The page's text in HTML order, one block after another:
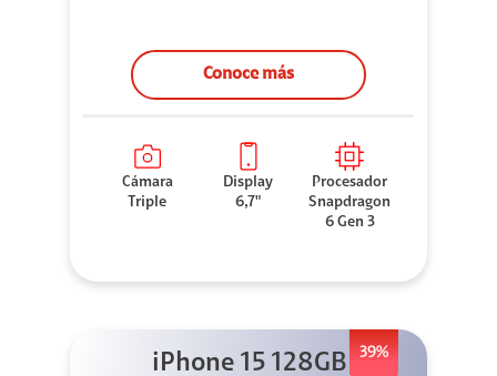
Conoce más
Cámara
Triple
Display
6,7"
Procesador
Snapdragon
6 Gen 3
39%
iPhone 15 128GB